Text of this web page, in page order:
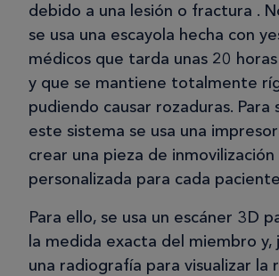
debido a una lesión o fractura .
se usa una escayola hecha con
médicos que tarda unas 20
y que se mantiene totalmente
pudiendo causar rozaduras. Para
este sistema se usa una
crear una pieza de inmovilización
personalizada para cada
Para ello, se usa un escáner 3D
la medida exacta del miembro y,
una radiografía para visualizar la